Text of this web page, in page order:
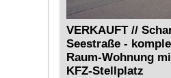
VERKAUFT //
Seestraße -
Raum-Wohnung
KFZ-Stellplatz